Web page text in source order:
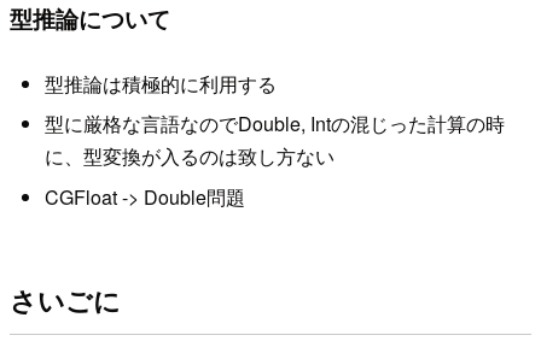
型推論について
型推論は積極的に利用する
型に厳格な言語なのでDouble, Intの混じった計算の時
に、型変換が入るのは致し方ない
CGFloat -> Double問題
さいごに